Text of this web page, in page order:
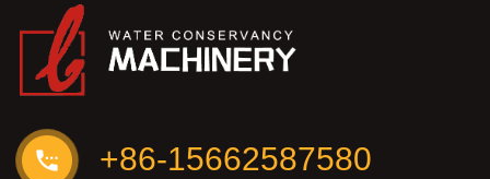
+86-15662587580